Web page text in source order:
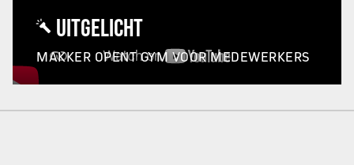
UITGELICHT
MAKKER OPENT GYM VOOR MEDEWERKERS